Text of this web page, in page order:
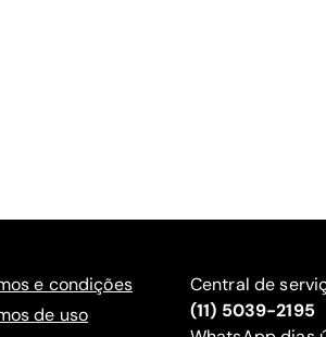
e condições
de uso
Central de
(11) 5039-2195